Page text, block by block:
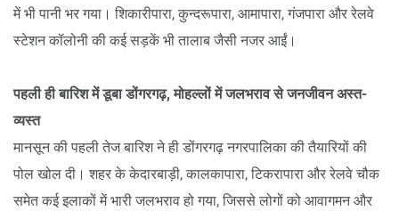
में भी पानी भर गया। शिकारीपारा, कुन्दरूपारा, आमापारा, गंजपारा और रेलवे
स्टेशन कॉलोनी की कई सड़कें भी तालाब जैसी नजर आईं।
पहली ही बारिश में डूबा डोंगरगढ़, मोहल्लों में जलभराव से जनजीवन अस्त-
व्यस्त
मानसून की पहली तेज बारिश ने ही डोंगरगढ़ नगरपालिका की तैयारियों की
पोल खोल दी। शहर के केदारबाड़ी, कालकापारा, टिकरापारा और रेलवे चौक
समेत कई इलाकों में भारी जलभराव हो गया, जिससे लोगों को आवागमन और